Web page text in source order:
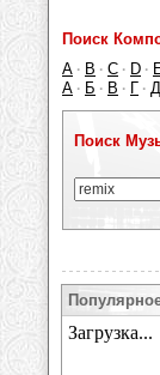
Поиск
A · B · C · D ·
А · Б · В · Г · Д
Поиск